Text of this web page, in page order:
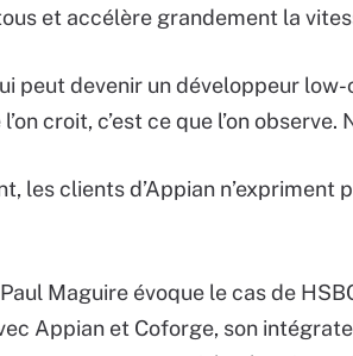
et accélère grandement la
peut devenir un développeur
l’on croit, c’est ce que l’on
les clients d’Appian
Maguire évoque le cas de
Appian et Coforge, son